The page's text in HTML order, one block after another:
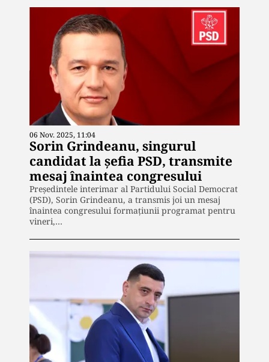
06 Nov. 2025, 11:04
Sorin Grindeanu, singurul
candidat la șefia PSD, transmite
mesaj înaintea congresului
Președintele interimar al Partidului Social Democrat
(PSD), Sorin Grindeanu, a transmis joi un mesaj
înaintea congresului formațiunii programat pentru
vineri,…